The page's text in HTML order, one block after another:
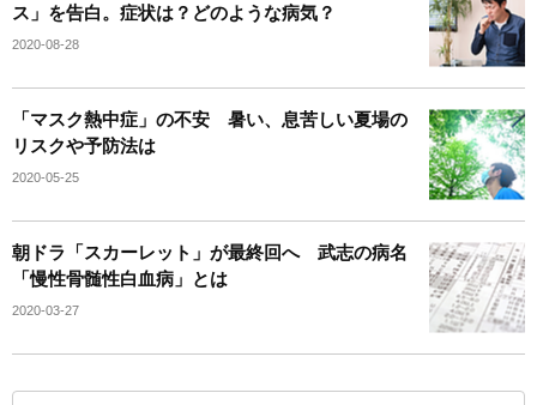
ス」を告白。症状は？どのような病気？
2020-08-28
「マスク熱中症」の不安 暑い、息苦しい夏場の
リスクや予防法は
2020-05-25
朝ドラ「スカーレット」が最終回へ 武志の病名
「慢性骨髄性白血病」とは
2020-03-27